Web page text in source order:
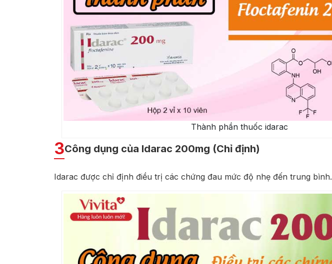
Thành phần thuốc idarac
3Công dụng của Idarac 200mg (Chỉ định)
Idarac được chỉ định điều trị các chứng đau mức độ nhẹ đến trung bình.